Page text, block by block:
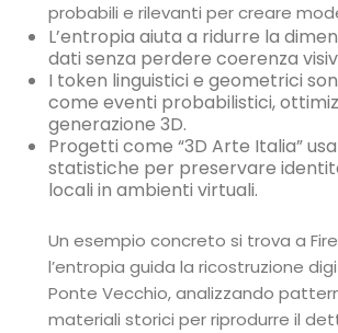
probabili e rilevanti per creare
L’entropia aiuta a ridurre la
dati senza perdere coerenza
I token linguistici e geometrici
come eventi probabilistici,
generazione 3D.
Progetti come “3D Arte Italia”
statistiche per preservare
locali in ambienti virtuali.
Un esempio concreto si trova a
l’entropia guida la ricostruzione
Ponte Vecchio, analizzando
materiali storici per riprodurre il